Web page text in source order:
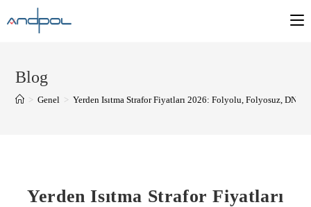
Blog
> Genel > Yerden Isıtma Strafor Fiyatları 2026: Folyolu, Folyosuz, DNS
Yerden Isıtma Strafor Fiyatları